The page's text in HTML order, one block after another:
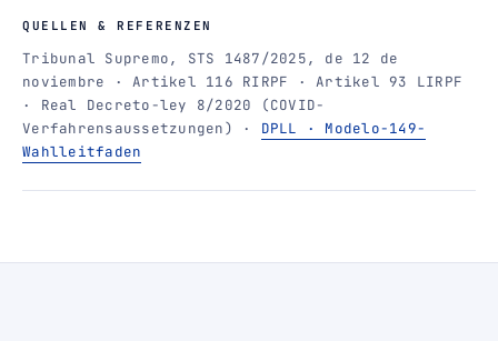
QUELLEN & REFERENZEN
Tribunal Supremo, STS 1487/2025, de 12 de
noviembre · Artikel 116 RIRPF · Artikel 93 LIRPF
· Real Decreto-ley 8/2020 (COVID-
Verfahrensaussetzungen) · DPLL · Modelo-149-
Wahlleitfaden